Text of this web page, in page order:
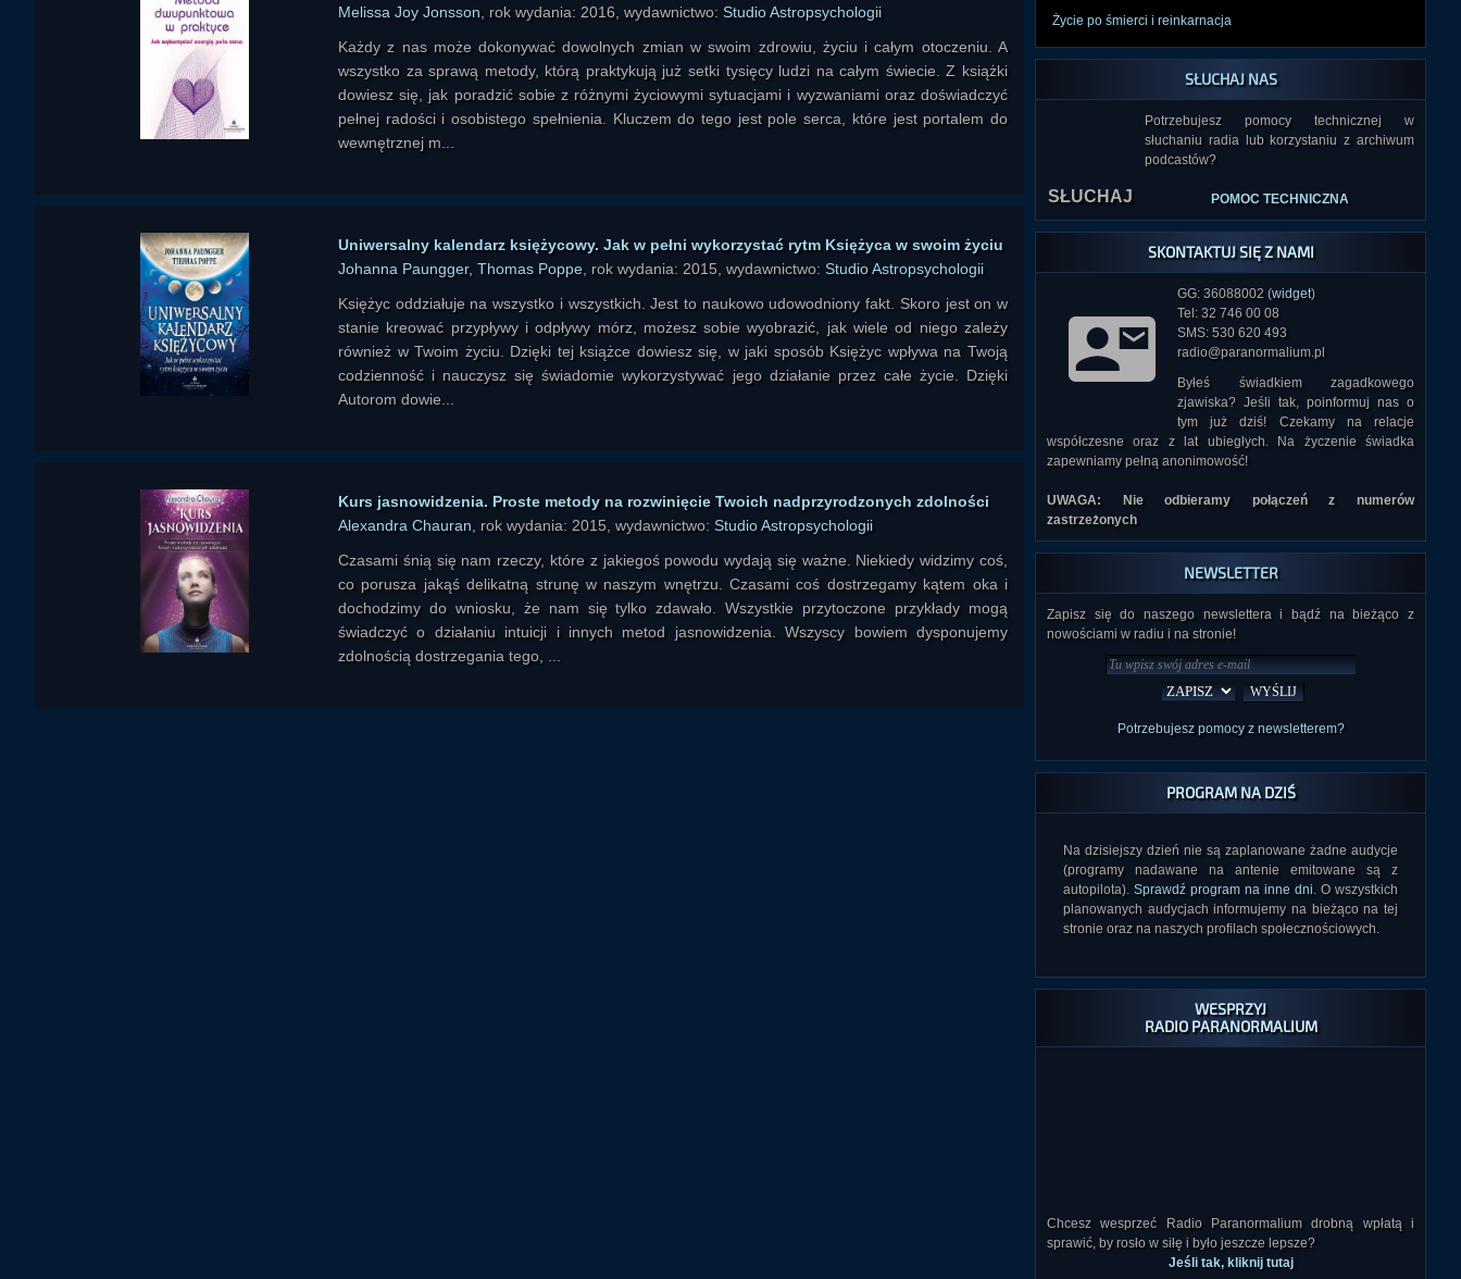
Melissa Joy Jonsson , rok wydania: 2016, wydawnictwo: Studio Astropsychologii
Każdy z nas może dokonywać dowolnych zmian w swoim zdrowiu, życiu i całym otoczeniu. A
wszystko za sprawą metody, którą praktykują już setki tysięcy ludzi na całym świecie. Z książki
dowiesz się, jak poradzić sobie z różnymi życiowymi sytuacjami i wyzwaniami oraz doświadczyć
pełnej radości i osobistego spełnienia. Kluczem do tego jest pole serca, które jest portalem do
wewnętrznej m...
Uniwersalny kalendarz księżycowy. Jak w pełni wykorzystać rytm Księżyca w swoim życiu
Johanna Paungger, Thomas Poppe , rok wydania: 2015, wydawnictwo: Studio Astropsychologii
Księżyc oddziałuje na wszystko i wszystkich. Jest to naukowo udowodniony fakt. Skoro jest on w
stanie kreować przypływy i odpływy mórz, możesz sobie wyobrazić, jak wiele od niego zależy
również w Twoim życiu. Dzięki tej książce dowiesz się, w jaki sposób Księżyc wpływa na Twoją
codzienność i nauczysz się świadomie wykorzystywać jego działanie przez całe życie. Dzięki
Autorom dowie...
Kurs jasnowidzenia. Proste metody na rozwinięcie Twoich nadprzyrodzonych zdolności
Alexandra Chauran , rok wydania: 2015, wydawnictwo: Studio Astropsychologii
Czasami śnią się nam rzeczy, które z jakiegoś powodu wydają się ważne. Niekiedy widzimy coś,
co porusza jakąś delikatną strunę w naszym wnętrzu. Czasami coś dostrzegamy kątem oka i
dochodzimy do wniosku, że nam się tylko zdawało. Wszystkie przytoczone przykłady mogą
świadczyć o działaniu intuicji i innych metod jasnowidzenia. Wszyscy bowiem dysponujemy
zdolnością dostrzegania tego, ...
Życie po śmierci i reinkarnacja
SŁUCHAJ NAS
SŁUCHAJ
Potrzebujesz pomocy technicznej w
słuchaniu radia lub korzystaniu z archiwum
podcastów?
POMOC TECHNICZNA
SKONTAKTUJ SIĘ Z NAMI
GG: 36088002 (widget)
Tel: 32 746 00 08
SMS: 530 620 493
radio@paranormalium.pl
Byłeś świadkiem zagadkowego
zjawiska? Jeśli tak, poinformuj nas o
tym już dziś! Czekamy na relacje
współczesne oraz z lat ubiegłych. Na życzenie świadka
zapewniamy pełną anonimowość!
UWAGA: Nie odbieramy połączeń z numerów
zastrzeżonych
NEWSLETTER
Zapisz się do naszego newslettera i bądź na bieżąco z
nowościami w radiu i na stronie!
Potrzebujesz pomocy z newsletterem?
PROGRAM NA DZIŚ
Na dzisiejszy dzień nie są zaplanowane żadne audycje
(programy nadawane na antenie emitowane są z
autopilota). Sprawdź program na inne dni. O wszystkich
planowanych audycjach informujemy na bieżąco na tej
stronie oraz na naszych profilach społecznościowych.
WESPRZYJ
RADIO PARANORMALIUM
Chcesz wesprzeć Radio Paranormalium drobną wpłatą i
sprawić, by rosło w siłę i było jeszcze lepsze?
Jeśli tak, kliknij tutaj